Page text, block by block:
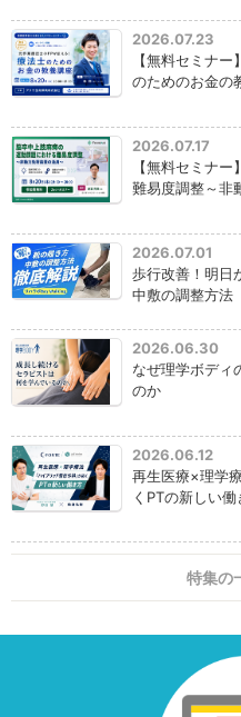
2026.07.23
【無料セミナ
のためのお金の
2026.07.17
【無料セミナ
難易度調整～非
2026.07.01
歩行改善！明日
中敷の調整方法
2026.06.30
なぜ理学ボディ
のか
2026.06.12
再生医療×理学
くPTの新しい働
特集の